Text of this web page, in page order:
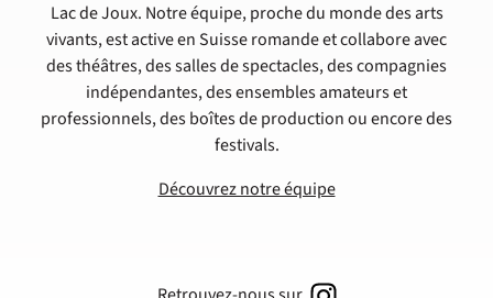
Lac de Joux. Notre équipe, proche du monde des arts
vivants, est active en Suisse romande et collabore avec
des théâtres, des salles de spectacles, des compagnies
indépendantes, des ensembles amateurs et
professionnels, des boîtes de production ou encore des
festivals.
Découvrez notre équipe